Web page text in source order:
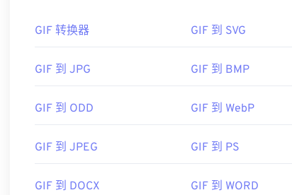
开发者：CompuServe, Inc.
有用的链接：
https://en.wikipedia.org/wiki/GIF
以考虑使用GIMP Adob​​e Photoshop等程序，它们
APNG 文件可能比其他动画格式更大，因此在网站
开发者： Mozilla Corporation
GIF 转换器 GIF 到 SVG
GIF 到 JPG GIF 到 BMP
GIF 到 ODD GIF 到 WebP
GIF 到 JPEG GIF 到 PS
GIF 到 DOCX GIF 到 WORD